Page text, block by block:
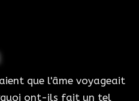
que l'âme voyageait
ont-ils fait un tel